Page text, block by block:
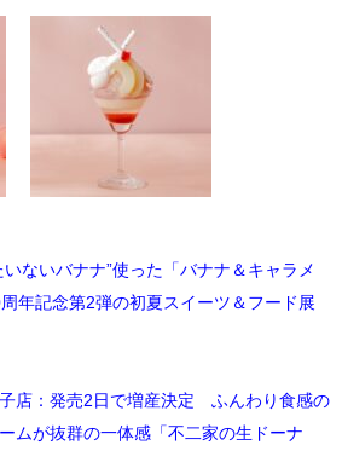
ないバナナ”使った「バナナ＆キャラメ
年記念第2弾の初夏スイーツ＆フード展
子店：発売2日で増産決定 ふんわり食感の
ムが抜群の一体感「不二家の生ドーナ